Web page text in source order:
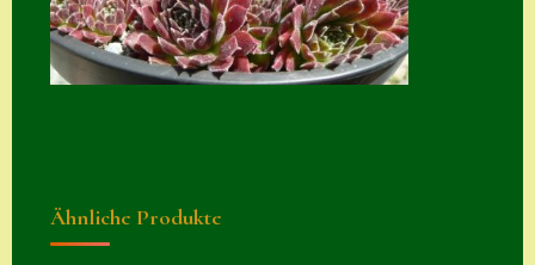
Translator
Versand
Ähnliche Produkte